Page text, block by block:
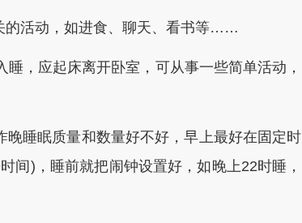
活动，如进食、聊天、看书等……
，应起床离开卧室，可从事一些简单活动，
睡眠质量和数量好不好，早上最好在固定时
间)，睡前就把闹钟设置好，如晚上22时睡，